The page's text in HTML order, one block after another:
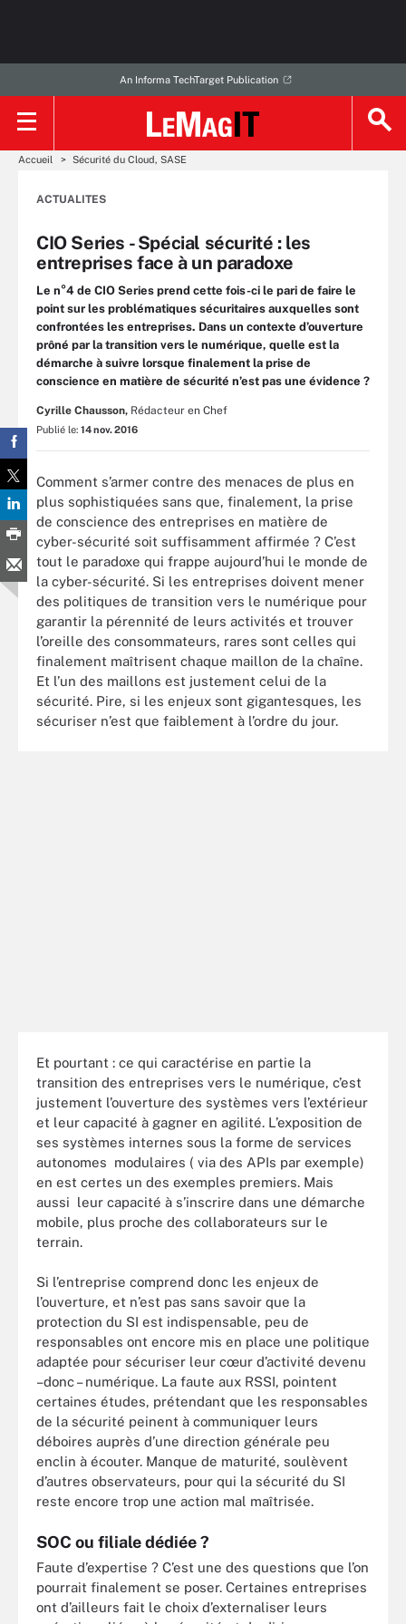
An Informa TechTarget Publication
Accueil Sécurité du Cloud, SASE
ACTUALITES
CIO Series - Spécial sécurité : les
entreprises face à un paradoxe
Le n°4 de CIO Series prend cette fois-ci le pari de faire le
point sur les problématiques sécuritaires auxquelles sont
confrontées les entreprises. Dans un contexte d’ouverture
prôné par la transition vers le numérique, quelle est la
démarche à suivre lorsque finalement la prise de
conscience en matière de sécurité n’est pas une évidence ?
Cyrille Chausson, Rédacteur en Chef
Publié le: 14 nov. 2016
Comment s’armer contre des menaces de plus en
plus sophistiquées sans que, finalement, la prise
de conscience des entreprises en matière de
cyber-sécurité soit suffisamment affirmée ? C’est
tout le paradoxe qui frappe aujourd’hui le monde de
la cyber-sécurité. Si les entreprises doivent mener
des politiques de transition vers le numérique pour
garantir la pérennité de leurs activités et trouver
l’oreille des consommateurs, rares sont celles qui
finalement maîtrisent chaque maillon de la chaîne.
Et l’un des maillons est justement celui de la
sécurité. Pire, si les enjeux sont gigantesques, les
sécuriser n’est que faiblement à l’ordre du jour.
Et pourtant : ce qui caractérise en partie la
transition des entreprises vers le numérique, c’est
justement l’ouverture des systèmes vers l’extérieur
et leur capacité à gagner en agilité. L’exposition de
ses systèmes internes sous la forme de services
autonomes modulaires ( via des APIs par exemple)
en est certes un des exemples premiers. Mais
aussi leur capacité à s’inscrire dans une démarche
mobile, plus proche des collaborateurs sur le
terrain.
Si l’entreprise comprend donc les enjeux de
l’ouverture, et n’est pas sans savoir que la
protection du SI est indispensable, peu de
responsables ont encore mis en place une politique
adaptée pour sécuriser leur cœur d’activité devenu
–donc – numérique. La faute aux RSSI, pointent
certaines études, prétendant que les responsables
de la sécurité peinent à communiquer leurs
déboires auprès d’une direction générale peu
enclin à écouter. Manque de maturité, soulèvent
d’autres observateurs, pour qui la sécurité du SI
reste encore trop une action mal maîtrisée.
SOC ou filiale dédiée ?
Faute d’expertise ? C’est une des questions que l’on
pourrait finalement se poser. Certaines entreprises
ont d’ailleurs fait le choix d’externaliser leurs